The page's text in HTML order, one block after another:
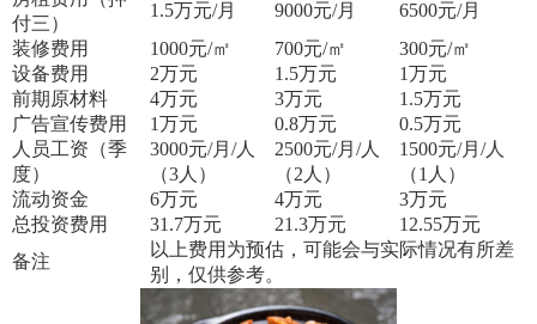
付三）
1.5万元/月 9000元/月 6500元/月
装修费用
1000元/㎡ 700元/㎡ 300元/㎡
设备费用
2万元 1.5万元 1万元
前期原材料
4万元 3万元 1.5万元
广告宣传费用
1万元 0.8万元 0.5万元
人员工资（季
度）
3000元/月/人
（3人）
2500元/月/人
（2人）
1500元/月/人
（1人）
流动资金
6万元 4万元 3万元
总投资费用
31.7万元 21.3万元 12.55万元
备注
以上费用为预估，可能会与实际情况有所差
别，仅供参考。